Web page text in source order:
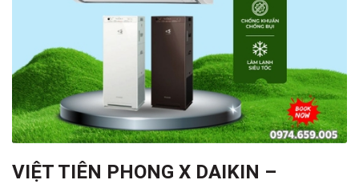
VIỆT TIÊN PHONG X DAIKIN –